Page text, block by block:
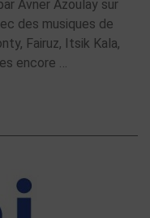
Avner Azoulay sur
des musiques de
Fairuz, Itsik Kala,
encore …